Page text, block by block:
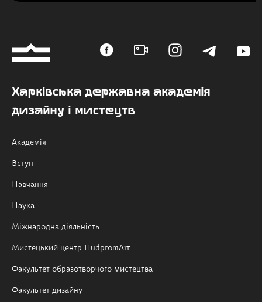
Харківська державна академія
дизайну і мистецтв
Академія
Вступ
Навчання
Наука
Міжнародна діяльність
Мистецький центр HudpromArt
Факультет образотворчого мистецтва
Факультет дизайну